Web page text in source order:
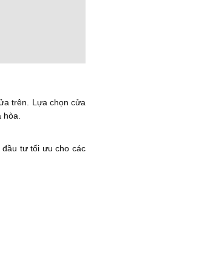
trên. Lựa chọn cửa
tư tối ưu cho các